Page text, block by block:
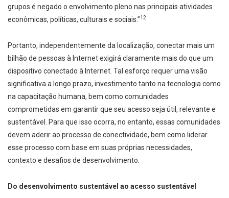
grupos é negado o envolvimento pleno nas principais atividades
econômicas, políticas, culturais e sociais.”12
Portanto, independentemente da localização, conectar mais um
bilhão de pessoas à Internet exigirá claramente mais do que um
dispositivo conectado à Internet. Tal esforço requer uma visão
significativa a longo prazo, investimento tanto na tecnologia como
na capacitação humana, bem como comunidades
comprometidas em garantir que seu acesso seja útil, relevante e
sustentável. Para que isso ocorra, no entanto, essas comunidades
devem aderir ao processo de conectividade, bem como liderar
esse processo com base em suas próprias necessidades,
contexto e desafios de desenvolvimento.
Do desenvolvimento sustentável ao acesso sustentável